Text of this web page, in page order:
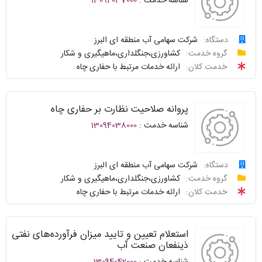
سامانه
خدمات
دولت
توافقنامه
نظرسنجی
سامانه
خدمات
دولت
دستگاه:
شرکت سهامی آب منطقه ای البرز
گروه خدمت:
کشاورزی،جنگلداری،ماهیگیری و شکار
خدمت کلان:
ارائه خدمات مرتبط با حفاری چاه
درخواست
پیگیری
واحد
پاسخگو
توافقنامه
نظرسنجی
پروانه صلاحیت نظارت بر حفاری چاه
شناسه خدمت : 13094038000
دستگاه:
شرکت سهامی آب منطقه ای البرز
گروه خدمت:
کشاورزی،جنگلداری،ماهیگیری و شکار
خدمت کلان:
ارائه خدمات مرتبط با حفاری چاه
درخواست
پیگیری
واحد
پاسخگو
استعلام تعیین و تایید میزان فرآورده‌های نفتی
ذینفعان صنعت آب